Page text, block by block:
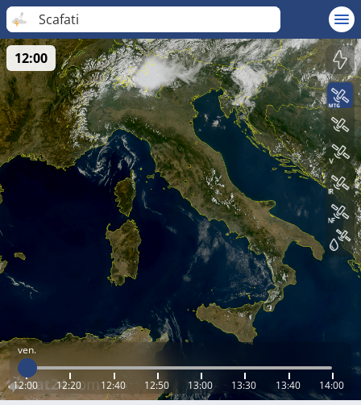
Scafati
ven.
12:00 12:20 12:40 12:50 13:00 13:30 13:40 14:00
12:00